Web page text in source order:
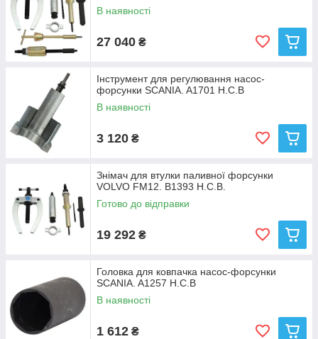
В наявності
27 040 ₴
Інструмент для регулювання насос-
форсунки SCANIA. A1701 H.C.B
В наявності
3 120 ₴
Знімач для втулки паливної форсунки
VOLVO FM12. B1393 Н.С.В.
Готово до відправки
19 292 ₴
Головка для ковпачка насос-форсунки
SCANIA. A1257 H.C.B
В наявності
1 612 ₴